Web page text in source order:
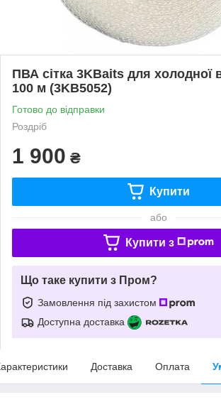
ПВА сітка 3KBaits для холодної
100 м (3KB5052)
Готово до відправки
Роздріб
1 900 ₴
Купити
або
Купити з
Що таке купити з Пром?
Замовлення під захистом
Доступна доставка
Доставка Оплата